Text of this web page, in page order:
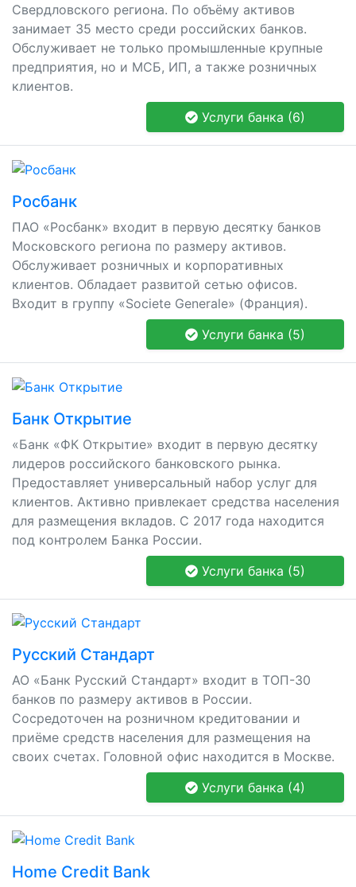
Свердловского региона. По объёму активов
занимает 35 место среди российских банков.
Обслуживает не только промышленные крупные
предприятия, но и МСБ, ИП, а также розничных
клиентов.
Услуги банка (6)
Росбанк
ПАО «Росбанк» входит в первую десятку банков
Московского региона по размеру активов.
Обслуживает розничных и корпоративных
клиентов. Обладает развитой сетью офисов.
Входит в группу «Societe Generale» (Франция).
Услуги банка (5)
Банк Открытие
«Банк «ФК Открытие» входит в первую десятку
лидеров российского банковского рынка.
Предоставляет универсальный набор услуг для
клиентов. Активно привлекает средства населения
для размещения вкладов. С 2017 года находится
под контролем Банка России.
Услуги банка (5)
Русский Стандарт
АО «Банк Русский Стандарт» входит в ТОП-30
банков по размеру активов в России.
Сосредоточен на розничном кредитовании и
приёме средств населения для размещения на
своих счетах. Головной офис находится в Москве.
Услуги банка (4)
Home Credit Bank